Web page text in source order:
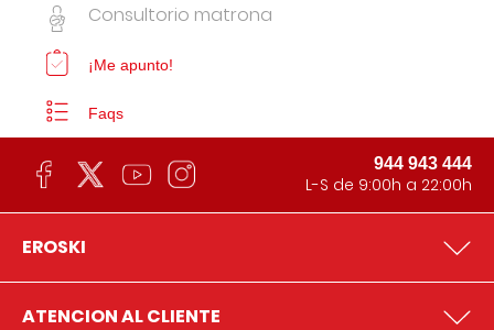
Consultorio matrona
¡Me apunto!
Faqs
944 943 444
L-S de 9:00h a 22:00h
EROSKI
ATENCION AL CLIENTE